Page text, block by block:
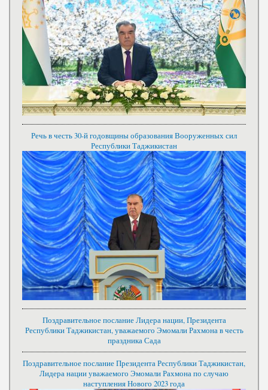
Речь в честь 30-й годовщины образования Вооруженных сил
Республики Таджикистан
Поздравительное послание Лидера нации, Президента
Республики Таджикистан, уважаемого Эмомали Рахмона в честь
праздника Сада
Поздравительное послание Президента Республики Таджикистан,
Лидера нации уважаемого Эмомали Рахмона по случаю
наступления Нового 2023 года